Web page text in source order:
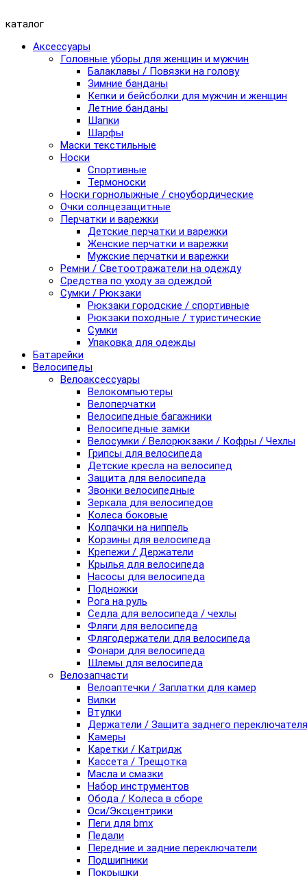
каталог
Аксессуары
Головные уборы для женщин и мужчин
Балаклавы / Повязки на голову
Зимние банданы
Кепки и бейсболки для мужчин и женщин
Летние банданы
Шапки
Шарфы
Маски текстильные
Носки
Спортивные
Термоноски
Носки горнолыжные / сноубордические
Очки солнцезащитные
Перчатки и варежки
Детские перчатки и варежки
Женские перчатки и варежки
Мужские перчатки и варежки
Ремни / Светоотражатели на одежду
Средства по уходу за одеждой
Сумки / Рюкзаки
Рюкзаки городские / спортивные
Рюкзаки походные / туристические
Сумки
Упаковка для одежды
Батарейки
Велосипеды
Велоаксессуары
Велокомпьютеры
Велоперчатки
Велосипедные багажники
Велосипедные замки
Велосумки / Велорюкзаки / Кофры / Чехлы
Грипсы для велосипеда
Детские кресла на велосипед
Защита для велосипеда
Звонки велосипедные
Зеркала для велосипедов
Колеса боковые
Колпачки на ниппель
Корзины для велосипеда
Крепежи / Держатели
Крылья для велосипеда
Насосы для велосипеда
Подножки
Рога на руль
Седла для велосипеда / чехлы
Фляги для велосипеда
Флягодержатели для велосипеда
Фонари для велосипеда
Шлемы для велосипеда
Велозапчасти
Велоаптечки / Заплатки для камер
Вилки
Втулки
Держатели / Защита заднего переключателя
Камеры
Каретки / Катридж
Кассета / Трещотка
Масла и смазки
Набор инструментов
Обода / Колеса в сборе
Оси/Эксцентрики
Пеги для bmx
Педали
Передние и задние переключатели
Подшипники
Покрышки